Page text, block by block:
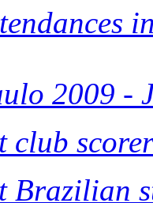
2009 -
club
Brazilian